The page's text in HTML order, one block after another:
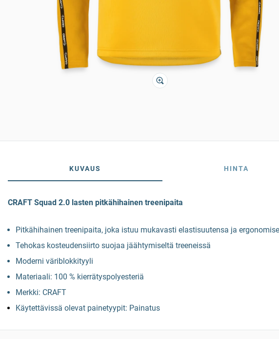
KUVAUS HINTA
CRAFT Squad 2.0 lasten pitkähihainen treenipaita
Pitkähihainen treenipaita, joka istuu mukavasti elastisuutensa ja
Tehokas kosteudensiirto suojaa jäähtymiseltä treeneissä
Moderni väriblokkityyli
Materiaali: 100 % kierrätyspolyesteriä
Merkki: CRAFT
Käytettävissä olevat painetyypit: Painatus